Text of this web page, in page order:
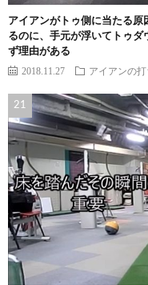
アイアンがトゥ側に当たる原
るのに、手元が浮いてトゥ
ず理由がある
2018.11.27 アイアンの